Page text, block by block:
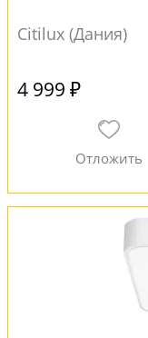
Citilux (Дания)
4 999 ₽